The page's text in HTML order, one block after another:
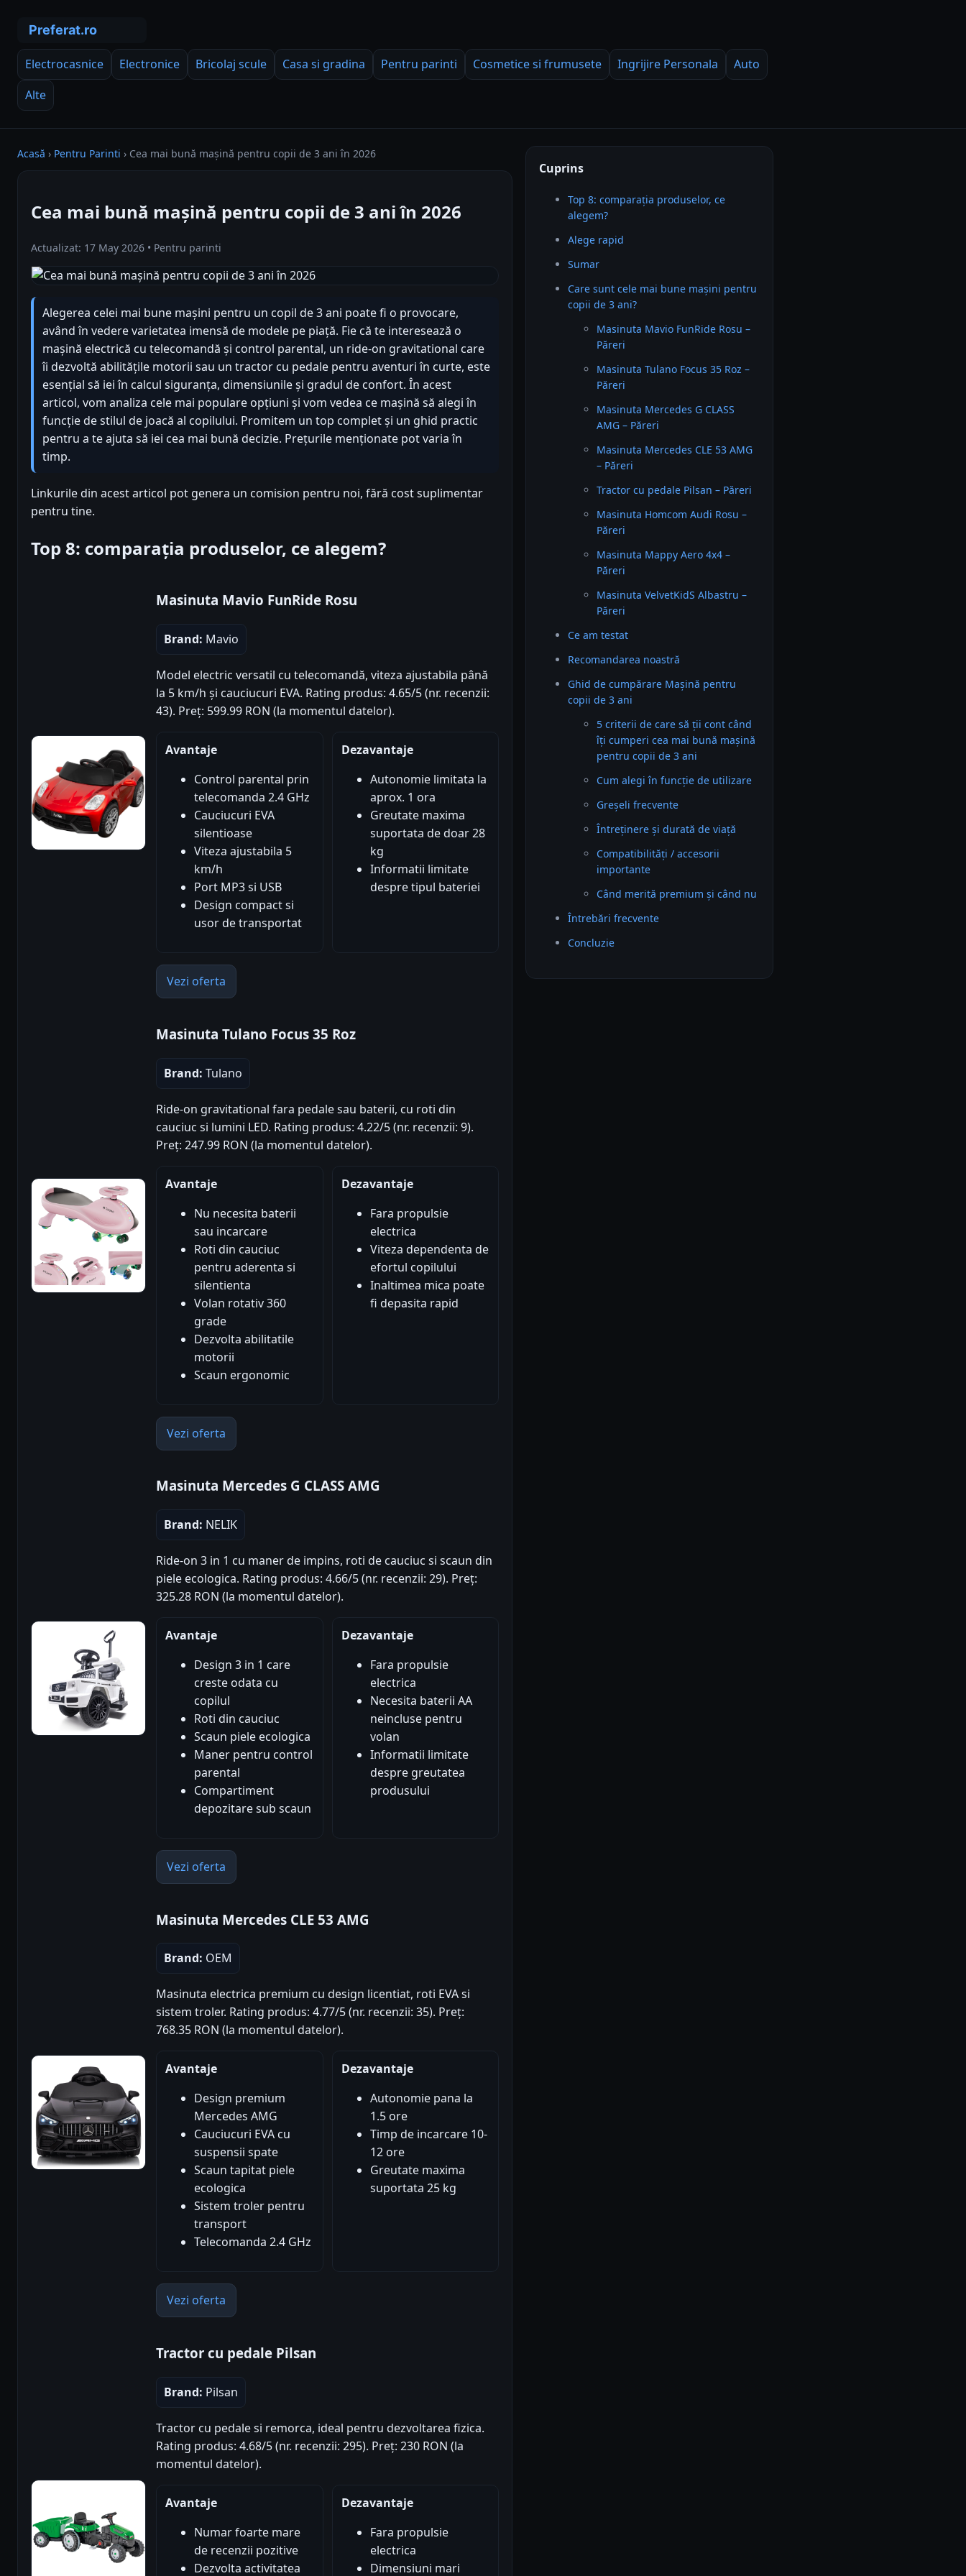
Electrocasnice Electronice Bricolaj scule Casa si gradina Pentru parinti Cosmetice si frumusete Ingrijire Personala
Auto
Alte
Acasă › Pentru Parinti › Cea mai bună mașină pentru copii de 3 ani în 2026
Cea mai bună mașină pentru copii de 3 ani în 2026
Actualizat: 17 May 2026 • Pentru parinti
Alegerea celei mai bune mașini pentru un copil de 3 ani poate fi o provocare,
având în vedere varietatea imensă de modele pe piață. Fie că te interesează o
mașină electrică cu telecomandă și control parental, un ride-on gravitational care
îi dezvoltă abilitățile motorii sau un tractor cu pedale pentru aventuri în curte, este
esențial să iei în calcul siguranța, dimensiunile și gradul de confort. În acest
articol, vom analiza cele mai populare opțiuni și vom vedea ce mașină să alegi în
funcție de stilul de joacă al copilului. Promitem un top complet și un ghid practic
pentru a te ajuta să iei cea mai bună decizie. Prețurile menționate pot varia în
timp.
Linkurile din acest articol pot genera un comision pentru noi, fără cost suplimentar
pentru tine.
Top 8: comparația produselor, ce alegem?
Masinuta Mavio FunRide Rosu
Brand: Mavio
Model electric versatil cu telecomandă, viteza ajustabila până
la 5 km/h și cauciucuri EVA. Rating produs: 4.65/5 (nr. recenzii:
43). Preț: 599.99 RON (la momentul datelor).
Avantaje
Control parental prin
telecomanda 2.4 GHz
Cauciucuri EVA
silentioase
Viteza ajustabila 5
km/h
Port MP3 si USB
Design compact si
usor de transportat
Dezavantaje
Autonomie limitata la
aprox. 1 ora
Greutate maxima
suportata de doar 28
kg
Informatii limitate
despre tipul bateriei
Vezi oferta
Masinuta Tulano Focus 35 Roz
Brand: Tulano
Ride-on gravitational fara pedale sau baterii, cu roti din
cauciuc si lumini LED. Rating produs: 4.22/5 (nr. recenzii: 9).
Preț: 247.99 RON (la momentul datelor).
Avantaje
Nu necesita baterii
sau incarcare
Roti din cauciuc
pentru aderenta si
silentienta
Volan rotativ 360
grade
Dezvolta abilitatile
motorii
Scaun ergonomic
Dezavantaje
Fara propulsie
electrica
Viteza dependenta de
efortul copilului
Inaltimea mica poate
fi depasita rapid
Vezi oferta
Masinuta Mercedes G CLASS AMG
Brand: NELIK
Ride-on 3 in 1 cu maner de impins, roti de cauciuc si scaun din
piele ecologica. Rating produs: 4.66/5 (nr. recenzii: 29). Preț:
325.28 RON (la momentul datelor).
Avantaje
Design 3 in 1 care
creste odata cu
copilul
Roti din cauciuc
Scaun piele ecologica
Maner pentru control
parental
Compartiment
depozitare sub scaun
Dezavantaje
Fara propulsie
electrica
Necesita baterii AA
neincluse pentru
volan
Informatii limitate
despre greutatea
produsului
Vezi oferta
Masinuta Mercedes CLE 53 AMG
Brand: OEM
Masinuta electrica premium cu design licentiat, roti EVA si
sistem troler. Rating produs: 4.77/5 (nr. recenzii: 35). Preț:
768.35 RON (la momentul datelor).
Avantaje
Design premium
Mercedes AMG
Cauciucuri EVA cu
suspensii spate
Scaun tapitat piele
ecologica
Sistem troler pentru
transport
Telecomanda 2.4 GHz
Dezavantaje
Autonomie pana la
1.5 ore
Timp de incarcare 10-
12 ore
Greutate maxima
suportata 25 kg
Vezi oferta
Tractor cu pedale Pilsan
Brand: Pilsan
Tractor cu pedale si remorca, ideal pentru dezvoltarea fizica.
Rating produs: 4.68/5 (nr. recenzii: 295). Preț: 230 RON (la
momentul datelor).
Avantaje
Numar foarte mare
de recenzii pozitive
Dezvolta activitatea
Dezavantaje
Fara propulsie
electrica
Dimensiuni mari
Cuprins
Top 8: comparația produselor, ce
alegem?
Alege rapid
Sumar
Care sunt cele mai bune mașini pentru
copii de 3 ani?
Masinuta Mavio FunRide Rosu –
Păreri
Masinuta Tulano Focus 35 Roz –
Păreri
Masinuta Mercedes G CLASS
AMG – Păreri
Masinuta Mercedes CLE 53 AMG
– Păreri
Tractor cu pedale Pilsan – Păreri
Masinuta Homcom Audi Rosu –
Păreri
Masinuta Mappy Aero 4x4 –
Păreri
Masinuta VelvetKidS Albastru –
Păreri
Ce am testat
Recomandarea noastră
Ghid de cumpărare Mașină pentru
copii de 3 ani
5 criterii de care să ții cont când
îți cumperi cea mai bună mașină
pentru copii de 3 ani
Cum alegi în funcție de utilizare
Greșeli frecvente
Întreținere și durată de viață
Compatibilități / accesorii
importante
Când merită premium și când nu
Întrebări frecvente
Concluzie